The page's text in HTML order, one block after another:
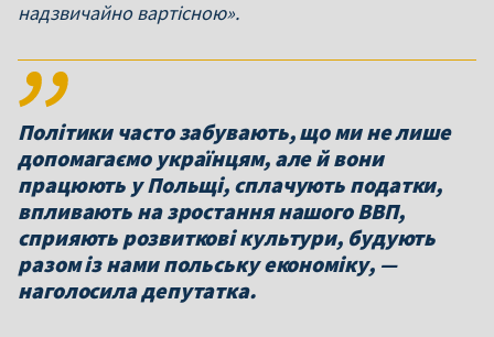
надзвичайно вартісною».
Політики часто забувають, що ми не лише
допомагаємо українцям, але й вони
працюють у Польщі, сплачують податки,
впливають на зростання нашого ВВП,
сприяють розвиткові культури, будують
разом із нами польську економіку, —
наголосила депутатка.